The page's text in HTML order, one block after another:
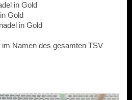
in Gold
Gold
in Gold
Namen des gesamten TSV